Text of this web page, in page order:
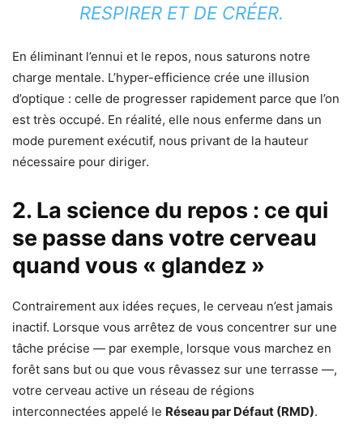
RESPIRER ET DE CRÉER.
En éliminant l’ennui et le repos, nous saturons notre
charge mentale. L’hyper-efficience crée une illusion
d’optique : celle de progresser rapidement parce que l’on
est très occupé. En réalité, elle nous enferme dans un
mode purement exécutif, nous privant de la hauteur
nécessaire pour diriger.
2. La science du repos : ce qui
se passe dans votre cerveau
quand vous « glandez »
Contrairement aux idées reçues, le cerveau n’est jamais
inactif. Lorsque vous arrêtez de vous concentrer sur une
tâche précise — par exemple, lorsque vous marchez en
forêt sans but ou que vous rêvassez sur une terrasse —,
votre cerveau active un réseau de régions
interconnectées appelé le Réseau par Défaut (RMD).